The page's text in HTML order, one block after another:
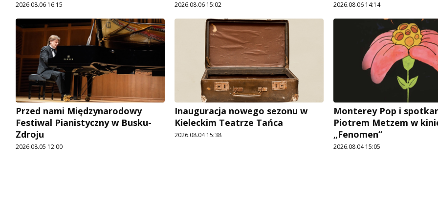
2026.08.06 16:15 2026.08.06 15:02 2026.08.06 14:14
Przed nami Międzynarodowy
Festiwal Pianistyczny w Busku-
Zdroju
2026.08.05 12:00
Inauguracja nowego sezonu w
Kieleckim Teatrze Tańca
2026.08.04 15:38
Monterey Pop i
Piotrem Metzem w
„Fenomen”
2026.08.04 15:05